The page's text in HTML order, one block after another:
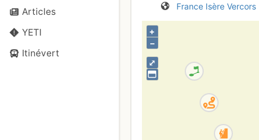
Articles
YETI
Itinévert
France Isère Vercors
⤢
+
–